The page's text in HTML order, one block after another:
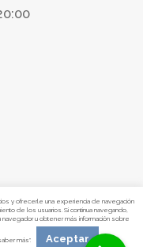
y ofrecerle una experiencia de navegación
de los usuarios. Si continua navegando,
u obtener más información sobre
más". Aceptar